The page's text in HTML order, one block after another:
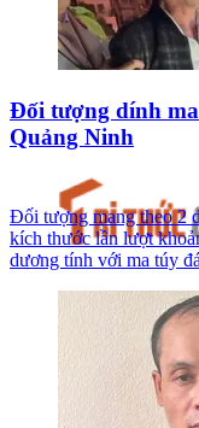
Đối tượng dính
Quảng Ninh
Đối tượng mang theo 2
kích thước lần lượt
dương tính với ma túy